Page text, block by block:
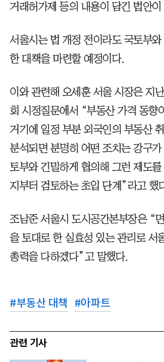
거래허가제 등의 내용이 담긴 법안
서울시는 법 개정 전이라도 국토부
한 대책을 마련할 예정이다.
이와 관련해 오세훈 서울 시장은 지
회 시정질문에서 “부동산 가격 동향
거기에 일정 부분 외국인의 부동산
분석되면 분명히 어떤 조치는 강구
토부와 긴밀하게 협의해 그런 제도
지부터 검토하는 초입 단계”라고 했
조남준 서울시 도시공간본부장은 “
을 토대로 한 실효성 있는 관리로 서
총력을 다하겠다”고 말했다.
#부동산 대책 #아파트
관련 기사